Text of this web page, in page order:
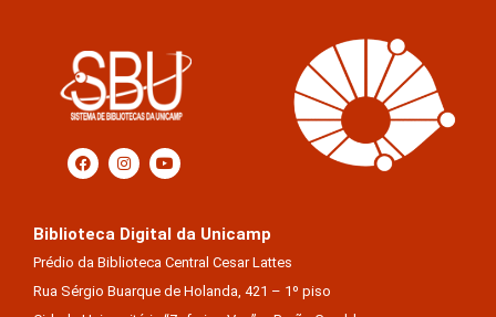
Biblioteca Digital da Unicamp
Prédio da Biblioteca Central Cesar Lattes
Rua Sérgio Buarque de Holanda, 421 – 1º piso